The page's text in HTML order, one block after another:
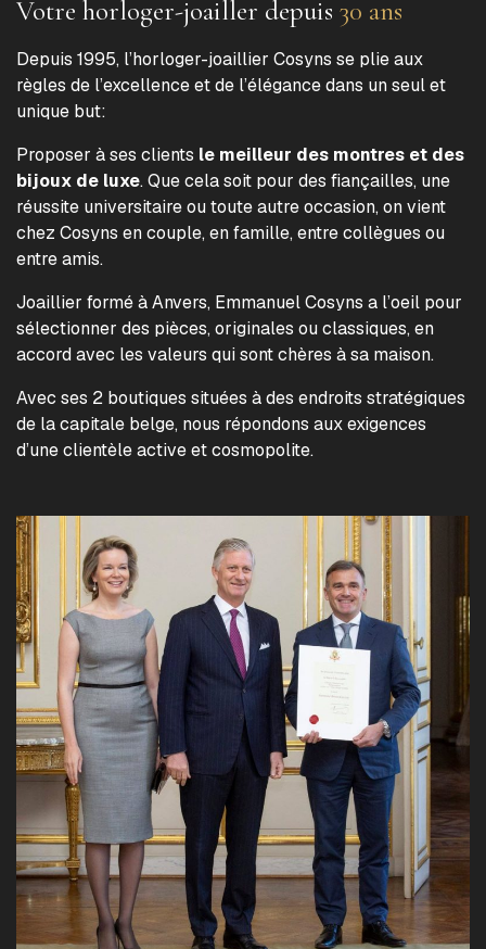
Votre horloger-joailler depuis 30 ans
Depuis 1995, l’horloger-joaillier Cosyns se plie aux
règles de l’excellence et de l’élégance dans un seul et
unique but:
Proposer à ses clients le meilleur des montres et des
bijoux de luxe. Que cela soit pour des fiançailles, une
réussite universitaire ou toute autre occasion, on vient
chez Cosyns en couple, en famille, entre collègues ou
entre amis.
Joaillier formé à Anvers, Emmanuel Cosyns a l’oeil pour
sélectionner des pièces, originales ou classiques, en
accord avec les valeurs qui sont chères à sa maison.
Avec ses 2 boutiques situées à des endroits stratégiques
de la capitale belge, nous répondons aux exigences
d’une clientèle active et cosmopolite.